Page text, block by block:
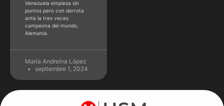
Venezuela empieza sin
puntos pero con derrota
ante la tres veces
campeona del mundo,
Alemania.
María Andreína López
septiembre 1, 2024